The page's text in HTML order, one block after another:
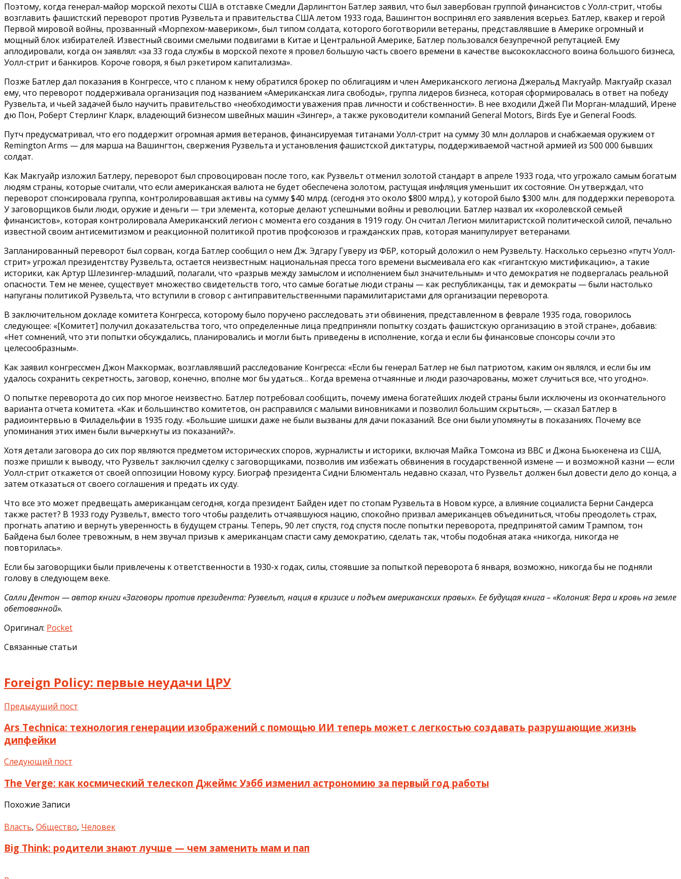
Поэтому, когда генерал-майор морской пехоты США в отставке Смедли Дарлингтон Батлер заявил, что был завербован группой финансистов с Уолл-стрит, чтобы
возглавить фашистский переворот против Рузвельта и правительства США летом 1933 года, Вашингтон воспринял его заявления всерьез. Батлер, квакер и герой
Первой мировой войны, прозванный «Морпехом-мавериком», был типом солдата, которого боготворили ветераны, представлявшие в Америке огромный и
мощный блок избирателей. Известный своими смелыми подвигами в Китае и Центральной Америке, Батлер пользовался безупречной репутацией. Ему
аплодировали, когда он заявлял: «за 33 года службы в морской пехоте я провел большую часть своего времени в качестве высококлассного воина большого бизнеса,
Уолл-стрит и банкиров. Короче говоря, я был рэкетиром капитализма».
Позже Батлер дал показания в Конгрессе, что с планом к нему обратился брокер по облигациям и член Американского легиона Джеральд Макгуайр. Макгуайр сказал
ему, что переворот поддерживала организация под названием «Американская лига свободы», группа лидеров бизнеса, которая сформировалась в ответ на победу
Рузвельта, и чьей задачей было научить правительство «необходимости уважения прав личности и собственности». В нее входили Джей Пи Морган-младший, Ирене
дю Пон, Роберт Стерлинг Кларк, владеющий бизнесом швейных машин «Зингер», а также руководители компаний General Motors, Birds Eye и General Foods.
Путч предусматривал, что его поддержит огромная армия ветеранов, финансируемая титанами Уолл-стрит на сумму 30 млн долларов и снабжаемая оружием от
Remington Arms — для марша на Вашингтон, свержения Рузвельта и установления фашистской диктатуры, поддерживаемой частной армией из 500 000 бывших
солдат.
Как Макгуайр изложил Батлеру, переворот был спровоцирован после того, как Рузвельт отменил золотой стандарт в апреле 1933 года, что угрожало самым богатым
людям страны, которые считали, что если американская валюта не будет обеспечена золотом, растущая инфляция уменьшит их состояние. Он утверждал, что
переворот спонсировала группа, контролировавшая активы на сумму $40 млрд. (сегодня это около $800 млрд.), у которой было $300 млн. для поддержки переворота.
У заговорщиков были люди, оружие и деньги — три элемента, которые делают успешными войны и революции. Батлер назвал их «королевской семьей
финансистов», которая контролировала Американский легион с момента его создания в 1919 году. Он считал Легион милитаристской политической силой, печально
известной своим антисемитизмом и реакционной политикой против профсоюзов и гражданских прав, которая манипулирует ветеранами.
Запланированный переворот был сорван, когда Батлер сообщил о нем Дж. Эдгару Гуверу из ФБР, который доложил о нем Рузвельту. Насколько серьезно «путч Уолл-
стрит» угрожал президентству Рузвельта, остается неизвестным: национальная пресса того времени высмеивала его как «гигантскую мистификацию», а такие
историки, как Артур Шлезингер-младший, полагали, что «разрыв между замыслом и исполнением был значительным» и что демократия не подвергалась реальной
опасности. Тем не менее, существует множество свидетельств того, что самые богатые люди страны — как республиканцы, так и демократы — были настолько
напуганы политикой Рузвельта, что вступили в сговор с антиправительственными парамилитаристами для организации переворота.
В заключительном докладе комитета Конгресса, которому было поручено расследовать эти обвинения, представленном в феврале 1935 года, говорилось
следующее: «[Комитет] получил доказательства того, что определенные лица предприняли попытку создать фашистскую организацию в этой стране», добавив:
«Нет сомнений, что эти попытки обсуждались, планировались и могли быть приведены в исполнение, когда и если бы финансовые спонсоры сочли это
целесообразным».
Как заявил конгрессмен Джон Маккормак, возглавлявший расследование Конгресса: «Если бы генерал Батлер не был патриотом, каким он являлся, и если бы им
удалось сохранить секретность, заговор, конечно, вполне мог бы удаться… Когда времена отчаянные и люди разочарованы, может случиться все, что угодно».
О попытке переворота до сих пор многое неизвестно. Батлер потребовал сообщить, почему имена богатейших людей страны были исключены из окончательного
варианта отчета комитета. «Как и большинство комитетов, он расправился с малыми виновниками и позволил большим скрыться», — сказал Батлер в
радиоинтервью в Филадельфии в 1935 году. «Большие шишки даже не были вызваны для дачи показаний. Все они были упомянуты в показаниях. Почему все
упоминания этих имен были вычеркнуты из показаний?».
Хотя детали заговора до сих пор являются предметом исторических споров, журналисты и историки, включая Майка Томсона из BBC и Джона Бьюкенена из США,
позже пришли к выводу, что Рузвельт заключил сделку с заговорщиками, позволив им избежать обвинения в государственной измене — и возможной казни — если
Уолл-стрит откажется от своей оппозиции Новому курсу. Биограф президента Сидни Блюменталь недавно сказал, что Рузвельт должен был довести дело до конца, а
затем отказаться от своего соглашения и предать их суду.
Что все это может предвещать американцам сегодня, когда президент Байден идет по стопам Рузвельта в Новом курсе, а влияние социалиста Берни Сандерса
также растет? В 1933 году Рузвельт, вместо того чтобы разделить отчаявшуюся нацию, спокойно призвал американцев объединиться, чтобы преодолеть страх,
прогнать апатию и вернуть уверенность в будущем страны. Теперь, 90 лет спустя, год спустя после попытки переворота, предпринятой самим Трампом, тон
Байдена был более тревожным, в нем звучал призыв к американцам спасти саму демократию, сделать так, чтобы подобная атака «никогда, никогда не
повторилась».
Если бы заговорщики были привлечены к ответственности в 1930-х годах, силы, стоявшие за попыткой переворота 6 января, возможно, никогда бы не подняли
голову в следующем веке.
Салли Дентон — автор книги «Заговоры против президента: Рузвельт, нация в кризисе и подъем американских правых». Ее будущая книга – «Колония: Вера и кровь на земле
обетованной».
Оригинал: Pocket
Связанные статьи
Foreign Policy: первые неудачи ЦРУ
Предыдущий пост
Ars Technica: технология генерации изображений с помощью ИИ теперь может с легкостью создавать разрушающие жизнь
дипфейки
Следующий пост
The Verge: как космический телескоп Джеймс Уэбб изменил астрономию за первый год работы
Похожие Записи
Власть, Общество, Человек
Big Think: родители знают лучше — чем заменить мам и пап